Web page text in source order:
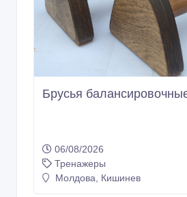
Брусья балансировочные.